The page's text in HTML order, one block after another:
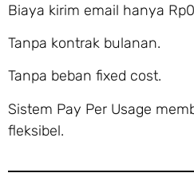
Biaya kirim email hanya
Tanpa kontrak bulanan.
Tanpa beban fixed cost.
Sistem Pay Per Usage
fleksibel.